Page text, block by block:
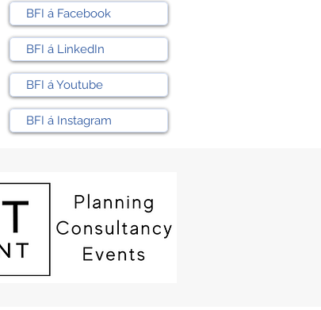
BFI á Facebook
BFI á LinkedIn
BFI á Youtube
BFI á Instagram